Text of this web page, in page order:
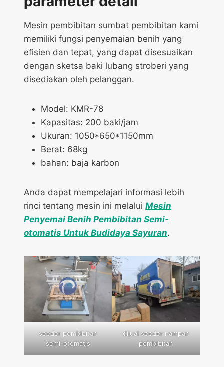
Mesin pembibitan sumbat pembibitan kami
memiliki fungsi penyemaian benih yang
efisien dan tepat, yang dapat disesuaikan
dengan sketsa baki lubang stroberi yang
disediakan oleh pelanggan.
Model: KMR-78
Kapasitas: 200 baki/jam
Ukuran: 1050*650*1150mm
Berat: 68kg
bahan: baja karbon
Anda dapat mempelajari informasi lebih
rinci tentang mesin ini melalui Mesin
Penyemai Benih Pembibitan Semi-
otomatis Untuk Budidaya Sayuran.
seeder pembibitan
semi-otomatis
dijual seeder nampan
pembibitan